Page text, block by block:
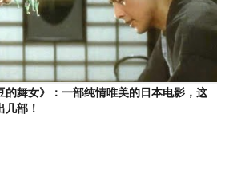
的舞女》：一部纯情唯美的日本电影，这
部！